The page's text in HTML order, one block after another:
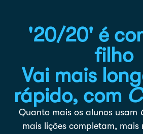
'20/20' é
filho
Vai mais
rápido, com
Quanto mais os alunos usam
mais lições completam, mais